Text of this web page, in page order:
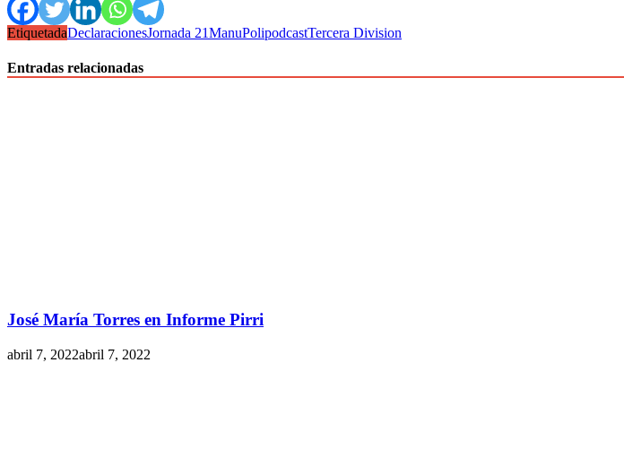
EtiquetadaDeclaracionesJornada 21ManuPolipodcastTercera Division
Entradas relacionadas
José María Torres en Informe Pirri
abril 7, 2022abril 7, 2022